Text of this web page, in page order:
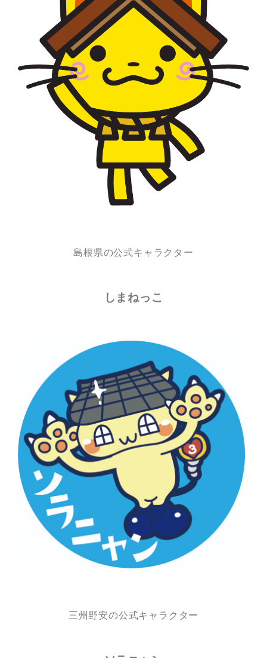
島根県の公式キャラクター
しまねっこ
三州野安の公式キャラクター